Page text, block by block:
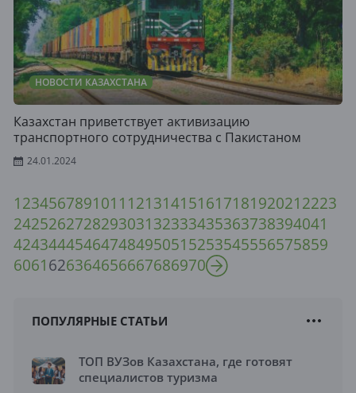
НОВОСТИ КАЗАХСТАНА
Казахстан приветствует активизацию
транспортного сотрудничества с Пакистаном
24.01.2024
1234567891011 121314151617181920212223
242526272829303132333435363738394041
424344454647484950515253545556575859
6061626364656667686970
ПОПУЛЯРНЫЕ СТАТЬИ
ТОП ВУЗов Казахстана, где готовят
специалистов туризма